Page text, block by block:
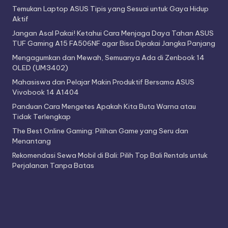
Temukan Laptop ASUS Tipis yang Sesuai untuk Gaya Hidup
Aktif
Jangan Asal Pakai! Ketahui Cara Menjaga Daya Tahan ASUS
TUF Gaming A15 FA506NF agar Bisa Dipakai Jangka Panjang
Mengagumkan dan Mewah, Semuanya Ada di Zenbook 14
OLED (UM3402)
Mahasiswa dan Pelajar Makin Produktif Bersama ASUS
Vivobook 14 A1404
Panduan Cara Mengetes Apakah Kita Buta Warna atau
Tidak Terlengkap
The Best Online Gaming: Pilihan Game yang Seru dan
Menantang
Rekomendasi Sewa Mobil di Bali: Pilih Top Bali Rentals untuk
Perjalanan Tanpa Batas